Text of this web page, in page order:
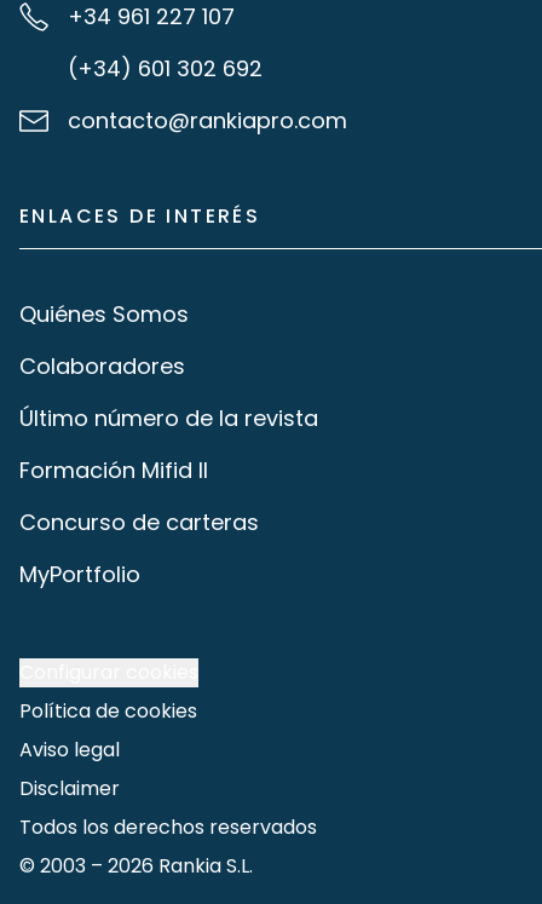
+34 961 227 107
(+34) 601 302 692
contacto@rankiapro.com
ENLACES DE INTERÉS
Quiénes Somos
Colaboradores
Último número de la revista
Formación Mifid II
Concurso de carteras
MyPortfolio
Política de cookies
Aviso legal
Disclaimer
Todos los derechos reservados
© 2003 – 2026 Rankia S.L.